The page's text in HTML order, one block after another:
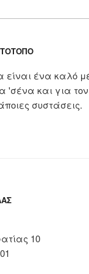
είναι ένα καλό
'σένα και για τον
συστάσεις.
10